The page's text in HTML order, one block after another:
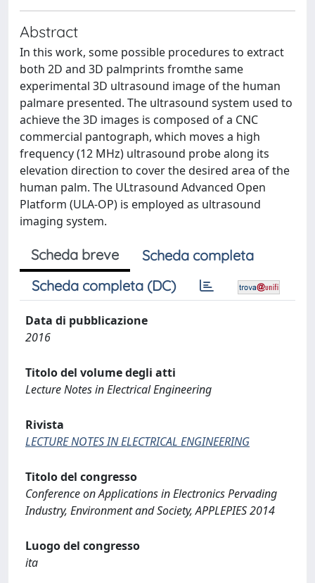
Abstract
In this work, some possible procedures to extract
both 2D and 3D palmprints fromthe same
experimental 3D ultrasound image of the human
palmare presented. The ultrasound system used to
achieve the 3D images is composed of a CNC
commercial pantograph, which moves a high
frequency (12 MHz) ultrasound probe along its
elevation direction to cover the desired area of the
human palm. The ULtrasound Advanced Open
Platform (ULA-OP) is employed as ultrasound
imaging system.
Scheda breve
Scheda completa
Scheda completa (DC)
Data di pubblicazione
2016
Titolo del volume degli atti
Lecture Notes in Electrical Engineering
Rivista
LECTURE NOTES IN ELECTRICAL ENGINEERING
Titolo del congresso
Conference on Applications in Electronics Pervading
Industry, Environment and Society, APPLEPIES 2014
Luogo del congresso
ita